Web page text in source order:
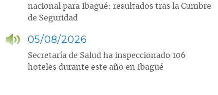
nacional para Ibagué: resultados tras la Cumbre
de Seguridad
05/08/2026
Secretaría de Salud ha inspeccionado 106
hoteles durante este año en Ibagué